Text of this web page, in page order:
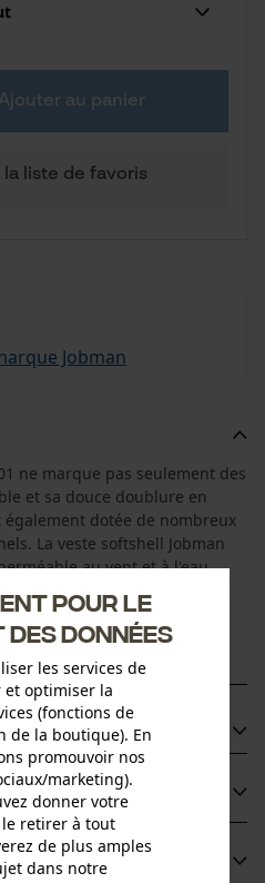
Ajouter au panier
liste de favoris
Jobman
ne marque pas seulement des
et sa douce doublure en
dotée de nombreux
La veste softshell Jobman
au vent et à l'eau
est portée. Grâce à sa
vent
: pour vous, moins
en fibre polaire
pour le
données
les services de
optimiser la
(fonctions de
de la boutique). En
promouvoir nos
marketing).
donner votre
retirer à tout
de plus amples
dans notre